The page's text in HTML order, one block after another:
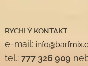
RYCHLÝ KONTAKT
e-mail:
tel.: 777 326 909